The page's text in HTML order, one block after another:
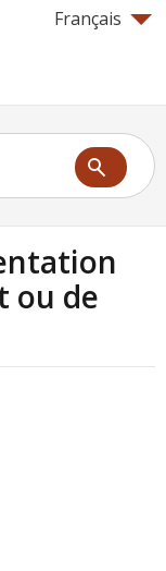
Français
ou de